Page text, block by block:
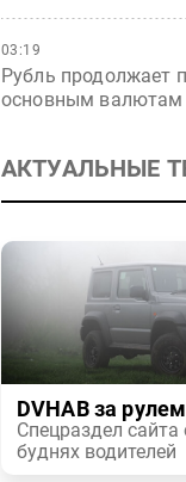
Рубль продолжает
основным валютам
03:19
АКТУАЛЬНЫЕ
DVHAB за рулем
Спецраздел
буднях водителей